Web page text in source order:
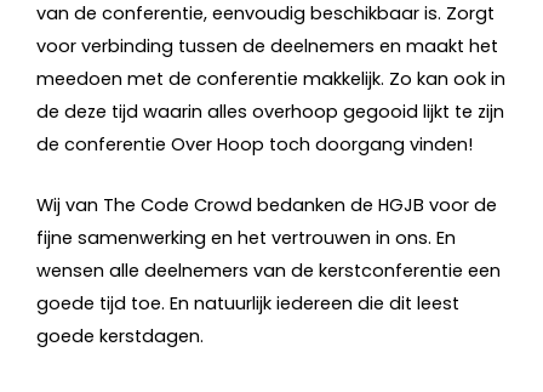
van de conferentie, eenvoudig beschikbaar is. Zorgt
voor verbinding tussen de deelnemers en maakt het
meedoen met de conferentie makkelijk. Zo kan ook in
de deze tijd waarin alles overhoop gegooid lijkt te zijn
de conferentie Over Hoop toch doorgang vinden!
Wij van The Code Crowd bedanken de HGJB voor de
fijne samenwerking en het vertrouwen in ons. En
wensen alle deelnemers van de kerstconferentie een
goede tijd toe. En natuurlijk iedereen die dit leest
goede kerstdagen.